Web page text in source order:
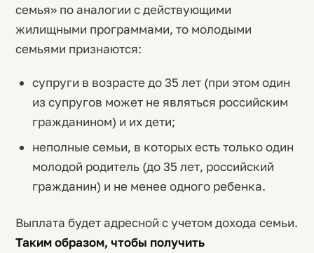
семья» по аналогии с действующими
жилищными программами, то молодыми
семьями признаются:
супруги в возрасте до 35 лет (при этом один
из супругов может не являться российским
гражданином) и их дети;
неполные семьи, в которых есть только один
молодой родитель (до 35 лет, российский
гражданин) и не менее одного ребенка.
Выплата будет адресной с учетом дохода семьи.
Таким образом, чтобы получить